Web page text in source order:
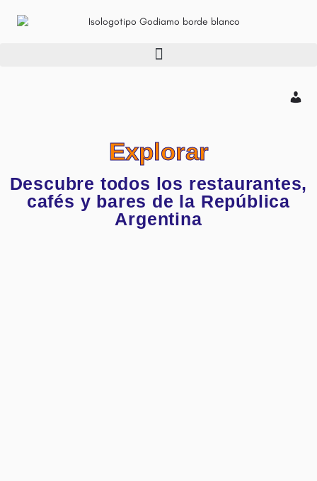
Explorar
Descubre todos los restaurantes,
cafés y bares de la República
Argentina